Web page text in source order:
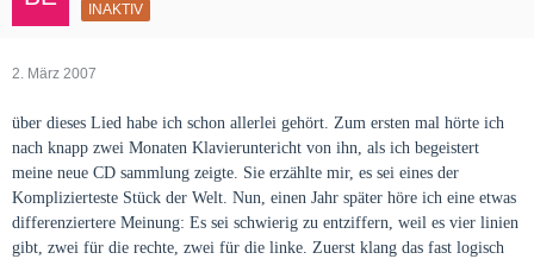
INAKTIV
2. März 2007
über dieses Lied habe ich schon allerlei gehört. Zum ersten mal hörte ich
nach knapp zwei Monaten Klavieruntericht von ihn, als ich begeistert
meine neue CD sammlung zeigte. Sie erzählte mir, es sei eines der
Komplizierteste Stück der Welt. Nun, einen Jahr später höre ich eine etwas
differenziertere Meinung: Es sei schwierig zu entziffern, weil es vier linien
gibt, zwei für die rechte, zwei für die linke. Zuerst klang das fast logisch